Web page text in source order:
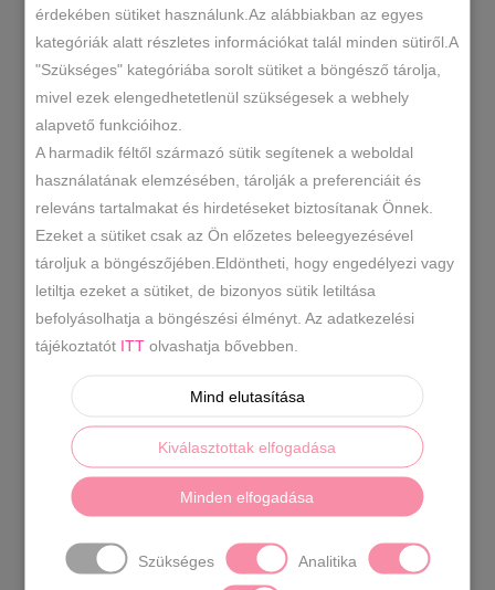
oldaltáska
mennyiség
KOSÁRBA TESZEM
SKU m274-0
KATEGÓRIÁK
Oldaltáska/ Crossbody
prestige m274-0,prestige
oldaltáska
LEÍRÁS
Divatos oldaltáska.Egy rekeszes.A mélysége
bővíthető cipzár segítségével.Anyaga:
rostbőrSzármazási hely:EUSzín:barna.
Szé 25 x Ma 26,5 x Mé 2 cm (bővítve
érdekében sütiket használunk.Az alábbiakban az egyes
kategóriák alatt részletes információkat talál minden sütiről.A
"Szükséges" kategóriába sorolt sütiket a böngésző tárolja,
mivel ezek elengedhetetlenül szükségesek a webhely
alapvető funkcióihoz.
A harmadik féltől származó sütik segítenek a weboldal
használatának elemzésében, tárolják a preferenciáit és
releváns tartalmakat és hirdetéseket biztosítanak Önnek.
Ezeket a sütiket csak az Ön előzetes beleegyezésével
tároljuk a böngészőjében.Eldöntheti, hogy engedélyezi vagy
letiltja ezeket a sütiket, de bizonyos sütik letiltása
befolyásolhatja a böngészési élményt. Az adatkezelési
tájékoztatót ITT olvashatja bővebben.
Mind elutasítása
Kiválasztottak elfogadása
Minden elfogadása
Szükséges Analitika